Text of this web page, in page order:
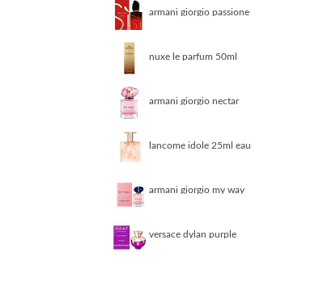
armani giorgio passione
nuxe le parfum 50ml
armani giorgio nectar
lancome idole 25ml eau
armani giorgio my way
versace dylan purple